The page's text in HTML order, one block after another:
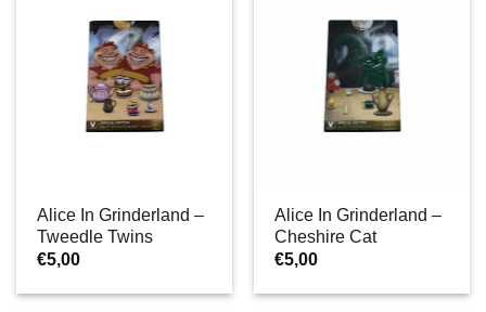
Alice In Grinderland –
Tweedle Twins
€5,00
Alice In Grinderland –
Cheshire Cat
€5,00